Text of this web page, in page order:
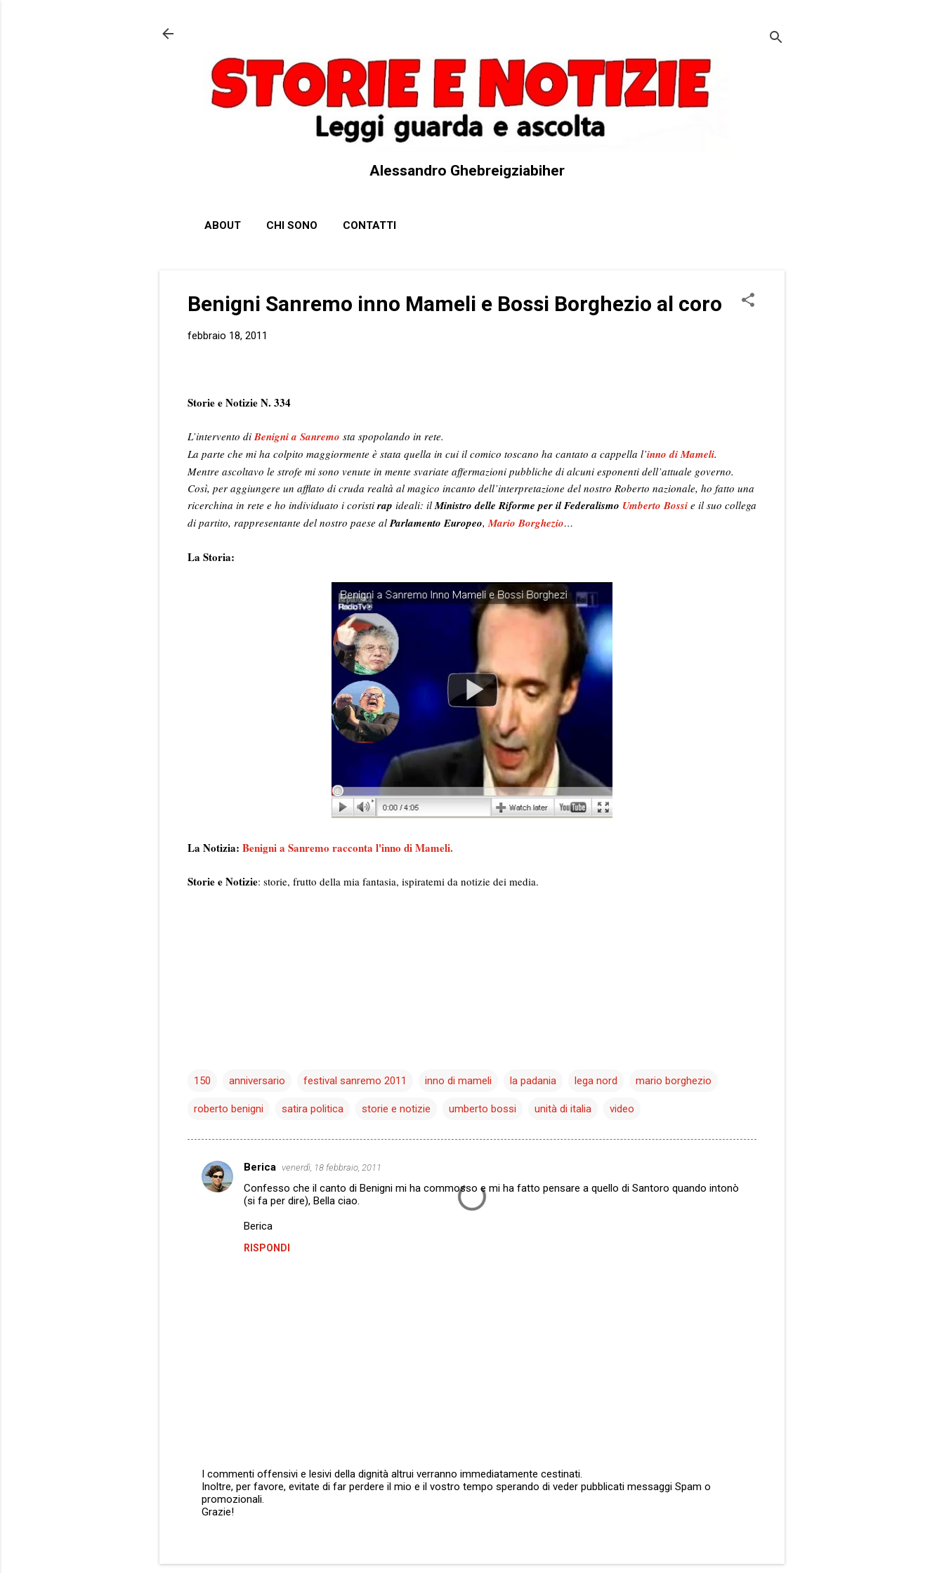
Alessandro Ghebreigziabiher
ABOUT CHI SONO CONTATTI
Benigni Sanremo inno Mameli e Bossi Borghezio al coro
febbraio 18, 2011
Storie e Notizie N. 334
L’intervento di Benigni a Sanremo sta spopolando in rete.
La parte che mi ha colpito maggiormente è stata quella in cui il comico toscano ha cantato a cappella l’inno di Mameli.
Mentre ascoltavo le strofe mi sono venute in mente svariate affermazioni pubbliche di alcuni esponenti dell’attuale governo.
Così, per aggiungere un afflato di cruda realtà al magico incanto dell’interpretazione del nostro Roberto nazionale, ho fatto una
ricerchina in rete e ho individuato i coristi rap ideali: il Ministro delle Riforme per il Federalismo Umberto Bossi e il suo collega
di partito, rappresentante del nostro paese al Parlamento Europeo, Mario Borghezio…
La Storia:
La Notizia: Benigni a Sanremo racconta l'inno di Mameli.
Storie e Notizie: storie, frutto della mia fantasia, ispiratemi da notizie dei media.
150 anniversario festival sanremo 2011 inno di mameli la padania lega nord mario borghezio
roberto benigni satira politica storie e notizie umberto bossi unità di italia video
C
Berica venerdì, 18 febbraio, 2011
Confesso che il canto di Benigni mi ha commosso e mi ha fatto pensare a quello di Santoro quando intonò
(si fa per dire), Bella ciao.
Berica
RISPONDI
P
o
s
n
I commenti offensivi e lesivi della dignità altrui verranno immediatamente cestinati.
Inoltre, per favore, evitate di far perdere il mio e il vostro tempo sperando di veder pubblicati messaggi Spam o
promozionali.
Grazie!